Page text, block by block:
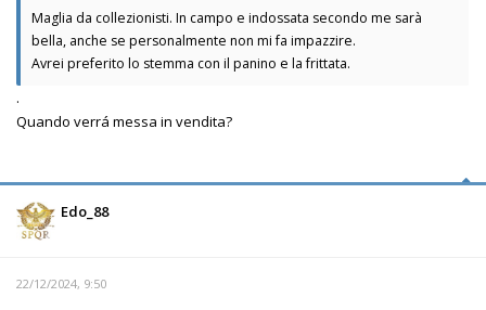
Maglia da collezionisti. In campo e indossata secondo me sarà
bella, anche se personalmente non mi fa impazzire.
Avrei preferito lo stemma con il panino e la frittata.
.
Quando verrá messa in vendita?
Edo_88
22/12/2024, 9:50